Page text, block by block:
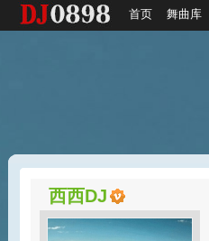
首页 舞曲库
西西DJ